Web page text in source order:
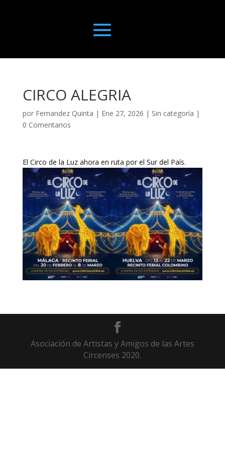
CIRCO ALEGRIA
por Fernandez Quinta | Ene 27, 2026 | Sin categoría |
0 Comentarios
El Circo de la Luz ahora en ruta por el Sur del País.
Asociación de Artistas y Amigos de las Artes
Circenses 2020.